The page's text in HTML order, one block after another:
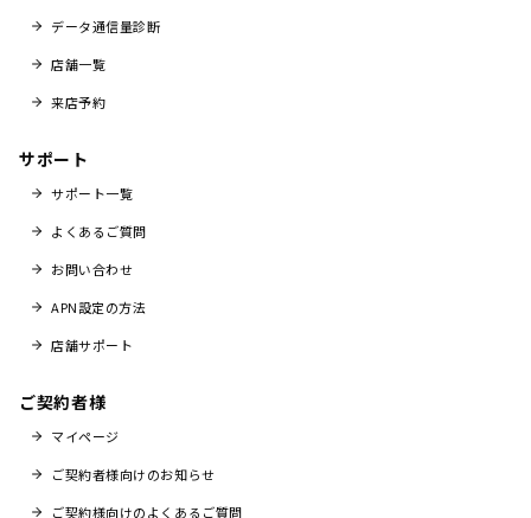
データ通信量診断
店舗一覧
来店予約
サポート
サポート一覧
よくあるご質問
お問い合わせ
APN設定の方法
店舗サポート
ご契約者様
マイページ
ご契約者様向けのお知らせ
ご契約様向けのよくあるご質問